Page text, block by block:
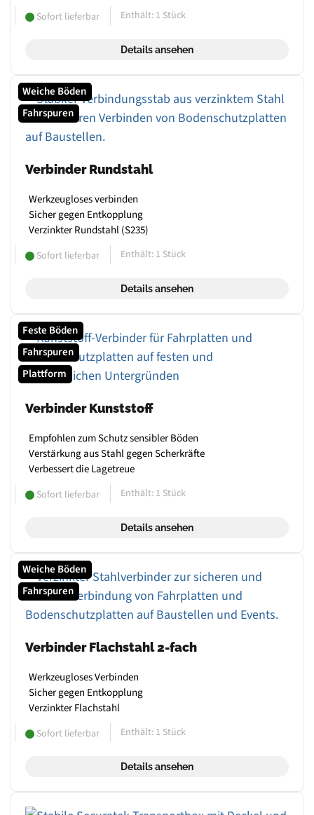
Sofort lieferbar Enthält: 1 Stück
Details ansehen
Verbinder Rundstahl
Werkzeugloses verbinden
Sicher gegen Entkopplung
Verzinkter Rundstahl (S235)
Sofort lieferbar Enthält: 1 Stück
Details ansehen
Weiche Böden
Fahrspuren
Verbinder Kunststoff
Empfohlen zum Schutz sensibler Böden
Verstärkung aus Stahl gegen Scherkräfte
Verbessert die Lagetreue
Sofort lieferbar Enthält: 1 Stück
Details ansehen
Feste Böden
Fahrspuren
Plattform
Verbinder Flachstahl 2-fach
Werkzeugloses Verbinden
Sicher gegen Entkopplung
Verzinkter Flachstahl
Sofort lieferbar Enthält: 1 Stück
Details ansehen
Weiche Böden
Fahrspuren